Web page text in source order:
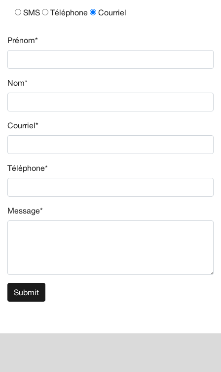
SMS Téléphone Courriel
Prénom*
Nom*
Courriel*
Téléphone*
Message*
Submit